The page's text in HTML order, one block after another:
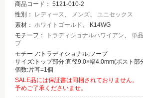
商品コード： 5121-010-2
性別：
レディース、 メンズ、 ユニセックス
素材： ホワイトゴールド、 K14WG
モチーフ：
トラディショナルハワイアン、 単
プ
モチーフ:トラディショナル,フープ
サイズ:トップ部分:直径9.0×幅4.0mm(ポスト
個数:片耳=1個
SALE品には保証書は同梱されておりません。
予めご了承くださいませ。